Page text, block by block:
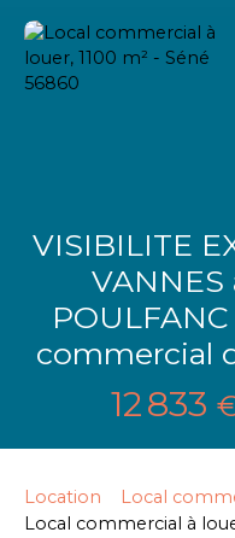
VISIBILITE
VANNES
commercial
12 833
Location Local
Local commercial à